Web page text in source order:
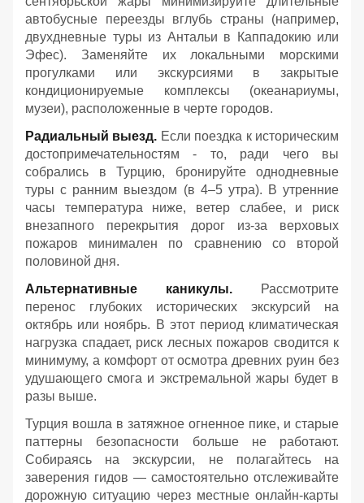
автобусные переезды вглубь страны (например,
двухдневные туры из Антальи в Каппадокию или
Эфес). Заменяйте их локальными морскими
прогулками или экскурсиями в закрытые
кондиционируемые комплексы (океанариумы,
музеи), расположенные в черте городов.
Радиальный выезд. Если поездка к историческим
достопримечательностям - то, ради чего вы
собрались в Турцию, бронируйте однодневные
туры с ранним выездом (в 4–5 утра). В утренние
часы температура ниже, ветер слабее, и риск
внезапного перекрытия дорог из-за верховых
пожаров минимален по сравнению со второй
половиной дня.
Альтернативные каникулы. Рассмотрите
перенос глубоких исторических экскурсий на
октябрь или ноябрь. В этот период климатическая
нагрузка спадает, риск лесных пожаров сводится к
минимуму, а комфорт от осмотра древних руин без
удушающего смога и экстремальной жары будет в
разы выше.
Турция вошла в затяжное огненное пике, и старые
паттерны безопасности больше не работают.
Собираясь на экскурсии, не полагайтесь на
заверения гидов — самостоятельно отслеживайте
дорожную ситуацию через местные онлайн-карты